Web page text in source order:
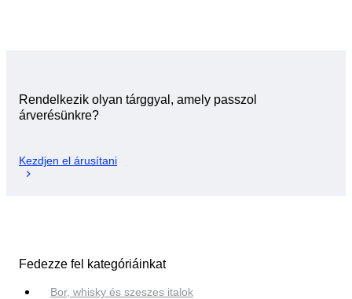
Rendelkezik olyan tárggyal, amely passzol
árverésünkre?
Kezdjen el árusítani
Fedezze fel kategóriáinkat
Bor, whisky és szeszes italok